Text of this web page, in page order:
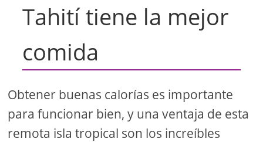
Tahití tiene la mejor
comida
Obtener buenas calorías es importante
para funcionar bien, y una ventaja de esta
remota isla tropical son los increíbles